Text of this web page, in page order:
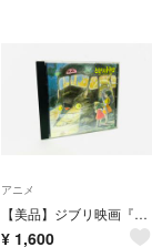
アニメ
【美品】ジブリ映画『となりのトトロ』廃盤サントラCD／アニメ／宮崎駿／久石譲
¥ 1,600